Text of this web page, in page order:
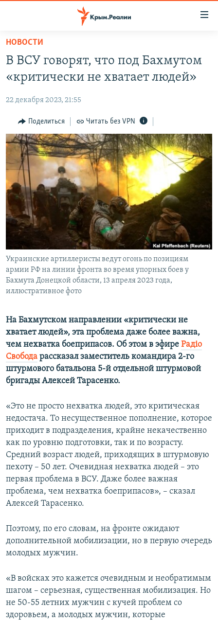
Вернуться
основному
содержанию
Вернутся
навигации
Вернутся
поиску
КАРТА ВОЕННЫХ ОБЪЕКТОВ КРЫМА
11 ЛЕТ ОККУПАЦИИ КРЫМА. 11 ИСТОРИЙ СОПРОТИВЛЕНИЯ
ВОДА
ИСТОРИЯ
ЕЩЕ
ИНТЕРАКТИВ
ИНФОГРАФИКА
ТЕЛЕПРОЕКТ КРЫМ.РЕАЛИИ
СОВЕТЫ ПРАВОЗАЩИТНИКОВ
ПРОПАВШИЕ БЕЗ ВЕСТИ
ПОБЕДИТЕЛЕЙ НЕ СУДЯТ?
КРЫМ.НЕПОКОРЕННЫЙ
ELIFBE
УКРАИНСКАЯ ПРОБЛЕМА КРЫМА
РАДІО СВОБОДА
КАК ОБОЙТИ БЛОКИРОВКУ
Українською
Qırımtatar
ПРИСОЕДИНЯЙТЕСЬ!
Все сайты RFE/RL
НОВОСТИ
В ВСУ говорят, что под Бахмутом
«критически не хватает людей»
22 декабря 2023, 21:55
Поделиться Читать без VPN
Украинские артиллеристы ведут огонь по позициям
армии РФ на линии фронта во время упорных боев у
Бахмута Донецкой области, 13 апреля 2023 года,
иллюстративное фото
На Бахмутском направлении «критически не
хватает людей», эта проблема даже более важна,
чем нехватка боеприпасов. Об этом в эфире Радіо
Свобода рассказал заместитель командира 2-го
штурмового батальона 5-й отдельной штурмовой
бригады Алексей Тарасенко.
«Это не просто нехватка людей, это критическая
недостача. То несущественное пополнение, которое
приходит в подразделения, крайне некачественно
как по уровню подготовки, так и по возрасту.
Средний возраст людей, приходящих в штурмовую
пехоту – 50 лет. Очевидная нехватка людей – это
первая проблема в ВСУ. Даже более важная
проблема, чем нехватка боеприпасов», – сказал
Алексей Тарасенко.
Поэтому, по его словам, на фронте ожидают
дополнительной мобилизации, но в первую очередь
молодых мужчин.
«В войсках это кажется очевидным и необратимым
шагом – серьезная, существенная мобилизация. Но
не 50-55 летних мужчин с кучей проблем со
здоровьем, а молодых мужчин, которые